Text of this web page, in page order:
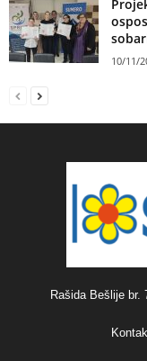
10/11/
Rašida Bešlije br.